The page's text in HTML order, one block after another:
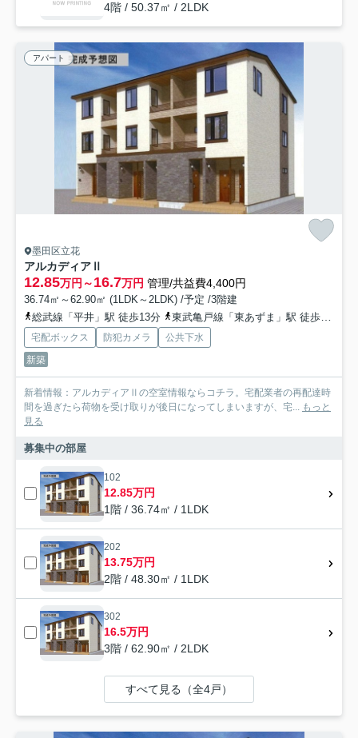
4階 / 50.37㎡ / 2LDK
アパート
墨田区立花
アルカディアⅡ
12.85万円～16.7万円 管理/共益費4,400円
36.74㎡～62.90㎡ (1LDK～2LDK) /予定 /3階建
総武線「平井」駅 徒歩13分
東武亀戸線「東あずま」駅 徒歩11分
宅配ボックス 防犯カメラ
公共下水
新築
新着情報：アルカディアⅡの空室情報ならコチラ。宅配業者の再配達時
間を過ぎたら荷物を受け取りが後日になってしまいますが、宅... もっと
見る
募集中の部屋
102
12.85万円
1階 / 36.74㎡ / 1LDK
202
13.75万円
2階 / 48.30㎡ / 1LDK
302
16.5万円
3階 / 62.90㎡ / 2LDK
すべて見る（全4戸）